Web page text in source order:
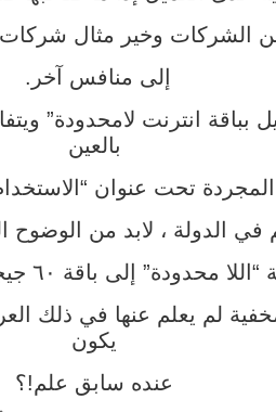
الشركات وخير مثال شركات
إلى منافس آخر.
انترنت لامحدودة”
بالعين
المجردة تحت عنوان
الدولة ، لابد من الوضوح
باقة ٦٠ جيجا شهرياً ، بل ٢ جيجا يومياً!؟
لم يعلم عنها في ذلك
يكون
عنده سابق علم!؟